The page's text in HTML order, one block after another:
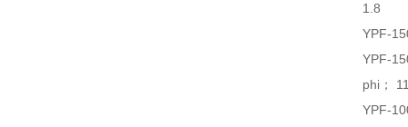
1.8
YPF-
YPF-
phi；
YPF-